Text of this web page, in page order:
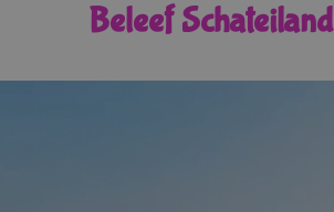
Beleef Schateiland